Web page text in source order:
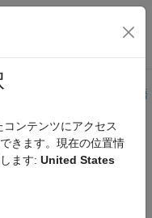
ーション メ
されました。最新版の英語
、シミュレーションで6自
ンテンツにアクセス
きます。現在の位置情
ます: United States